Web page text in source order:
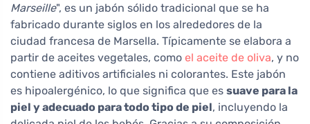
Marseille", es un jabón sólido tradicional que se ha
fabricado durante siglos en los alrededores de la
ciudad francesa de Marsella. Típicamente se elabora a
partir de aceites vegetales, como el aceite de oliva, y no
contiene aditivos artificiales ni colorantes. Este jabón
es hipoalergénico, lo que significa que es suave para la
piel y adecuado para todo tipo de piel, incluyendo la